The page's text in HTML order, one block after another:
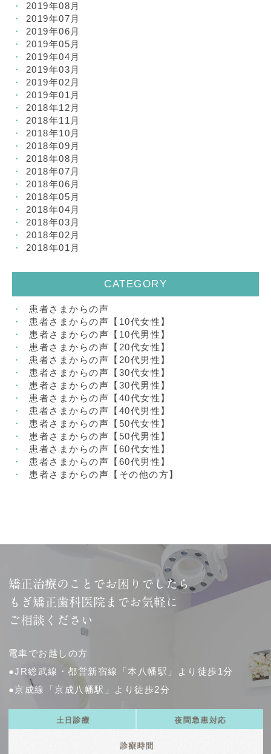
2019年08月
2019年07月
2019年06月
2019年05月
2019年04月
2019年03月
2019年02月
2019年01月
2018年12月
2018年11月
2018年10月
2018年09月
2018年08月
2018年07月
2018年06月
2018年05月
2018年04月
2018年03月
2018年02月
2018年01月
CATEGORY
患者さまからの声
患者さまからの声【10代女性】
患者さまからの声【10代男性】
患者さまからの声【20代女性】
患者さまからの声【20代男性】
患者さまからの声【30代女性】
患者さまからの声【30代男性】
患者さまからの声【40代女性】
患者さまからの声【40代男性】
患者さまからの声【50代女性】
患者さまからの声【50代男性】
患者さまからの声【60代女性】
患者さまからの声【60代男性】
患者さまからの声【その他の方】
矯正治療のことでお困りでしたら
もぎ矯正歯科医院までお気軽に
ご相談ください
電車でお越しの方
●JR総武線・都営新宿線「本八幡駅」より徒歩1分
●京成線「京成八幡駅」より徒歩2分